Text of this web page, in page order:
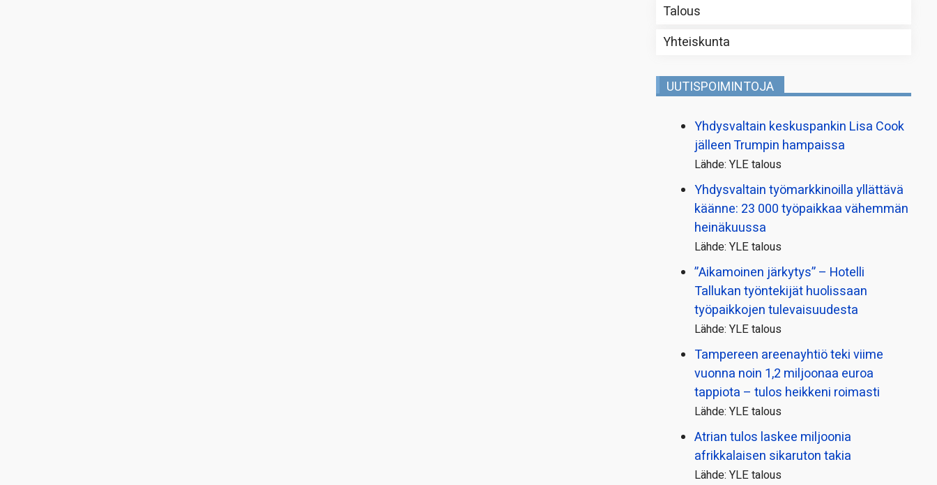
Talous
Yhteiskunta
UUTISPOIMINTOJA
Yhdysvaltain keskuspankin Lisa Cook
jälleen Trumpin hampaissa
Lähde: YLE talous
Yhdysvaltain työmarkkinoilla yllättävä
käänne: 23 000 työpaikkaa vähemmän
heinäkuussa
Lähde: YLE talous
”Aikamoinen järkytys” – Hotelli
Tallukan työntekijät huolissaan
työpaikkojen tulevaisuudesta
Lähde: YLE talous
Tampereen areenayhtiö teki viime
vuonna noin 1,2 miljoonaa euroa
tappiota – tulos heikkeni roimasti
Lähde: YLE talous
Atrian tulos laskee miljoonia
afrikkalaisen sikaruton takia
Lähde: YLE talous